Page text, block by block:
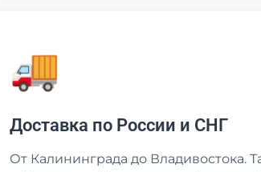
🚚
Доставка по России и СНГ
От Калининграда до Владивостока.